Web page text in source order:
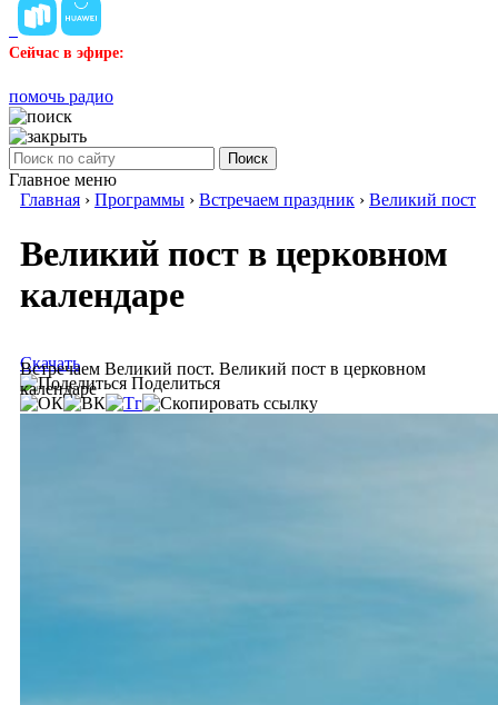
Сейчас в эфире:
помочь радио
Поиск
Главное меню
Главная › Программы › Встречаем праздник › Великий пост
Великий пост в церковном
календаре
Встречаем Великий пост. Великий пост в церковном
календаре
Скачать
Поделиться